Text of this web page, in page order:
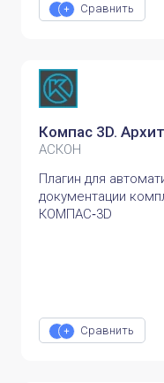
Сравнить
Компас 3D.
АСКОН
Плагин для
документации
КОМПАС‑3D
Сравнить